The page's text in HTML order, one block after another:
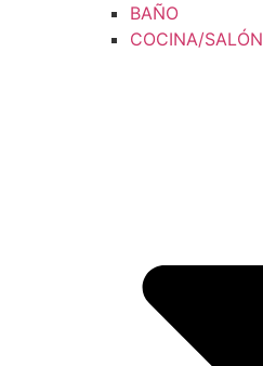
BAÑO
COCINA/SALÓN